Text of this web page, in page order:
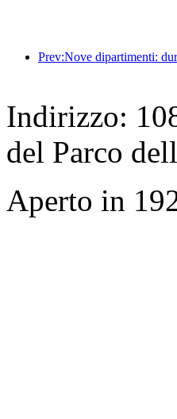
Indirizzo:
del Parco
Aperto in